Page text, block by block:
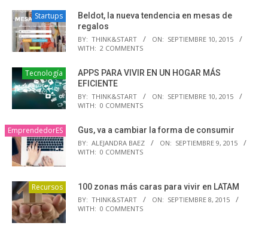
Startups
Beldot, la nueva tendencia en mesas de
regalos
BY: THINK&START ON: SEPTIEMBRE 10, 2015
WITH: 2 COMMENTS
Tecnología
APPS PARA VIVIR EN UN HOGAR MÁS
EFICIENTE
BY: THINK&START ON: SEPTIEMBRE 10, 2015
WITH: 0 COMMENTS
EmprendedorES Gus, va a cambiar la forma de consumir
BY: ALEJANDRA BAEZ ON: SEPTIEMBRE 9, 2015
WITH: 0 COMMENTS
Recursos 100 zonas más caras para vivir en LATAM
BY: THINK&START ON: SEPTIEMBRE 8, 2015
WITH: 0 COMMENTS